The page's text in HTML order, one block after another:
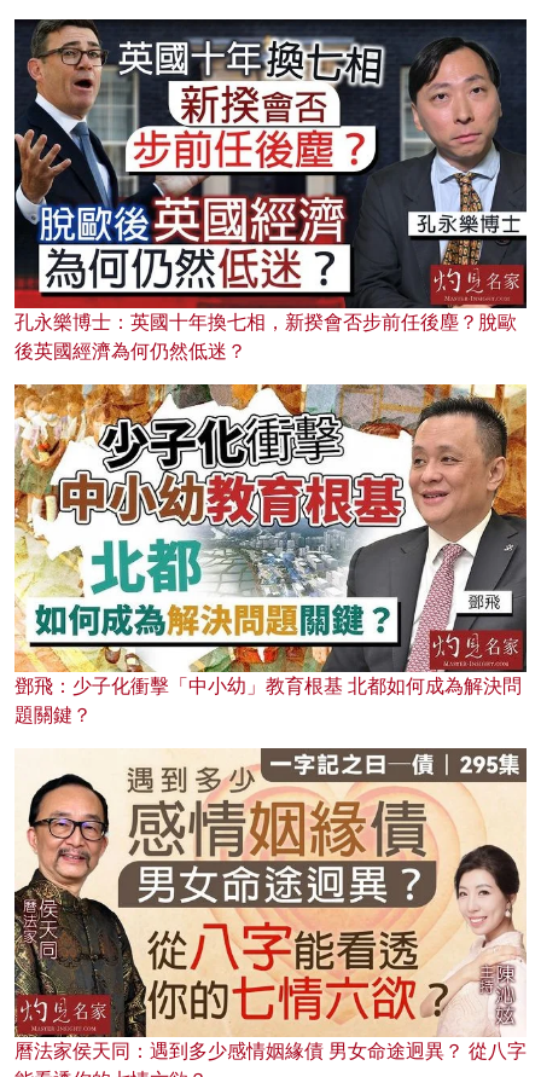
孔永樂博士：英國十年換七相，新揆會否步前任後塵？脫歐
後英國經濟為何仍然低迷？
鄧飛：少子化衝擊「中小幼」教育根基 北都如何成為解決問
題關鍵？
曆法家侯天同：遇到多少感情姻緣債 男女命途迥異？ 從八字